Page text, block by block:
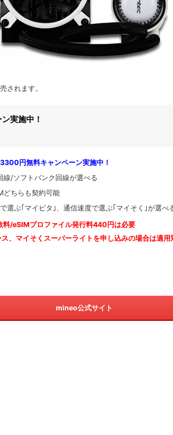
されます。
実施中！
円無料キャンペーン実施中！
線/ソフトバンク回線が選べる
どちらも契約可能
選ぶ｢マイピタ｣、通信速度で選ぶ｢マイそく｣が選べ
料/eSIMプロファイル発行料440円は必要
、マイそくスーパーライトを申し込みの場合は適用
mineo公式サイト